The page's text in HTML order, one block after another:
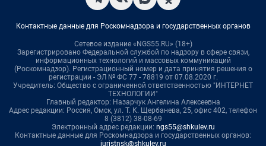
Контактные данные для Роскомнадзора и государственных органов
Сетевое издание «NGS55.RU» (18+)
Зарегистрировано Федеральной службой по надзору в сфере связи,
информационных технологий и массовых коммуникаций
(Роскомнадзор). Регистрационный номер и дата принятия решения о
регистрации - ЭЛ № ФС 77 - 78819 от 07.08.2020 г.
Учредитель: Общество с ограниченной ответственностью "ИНТЕРНЕТ
ТЕХНОЛОГИИ"
Главный редактор: Назарчук Ангелина Алексеевна
Адрес редакции: Россия, Омск, ул. Т. К. Щербанева, 25, офис 402, телефон
8 (3812) 38-08-69
Электронный адрес редакции: ngs55@shkulev.ru
Контактные данные для Роскомнадзора и государственных органов:
juristnsk@shkulev.ru